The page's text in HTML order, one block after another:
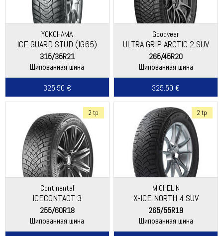
YOKOHAMA
ICE GUARD STUD (IG65)
315/35R21
Шипованная шина
325.50 €
Goodyear
ULTRA GRIP ARCTIC 2 SUV
265/45R20
Шипованная шина
325.50 €
2 tp
Continental
ICECONTACT 3
255/60R18
Шипованная шина
2 tp
MICHELIN
X-ICE NORTH 4 SUV
265/55R19
Шипованная шина